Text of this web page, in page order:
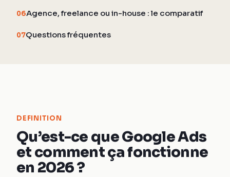
06Agence, freelance ou in-house : le comparatif
07Questions fréquentes
DEFINITION
Qu’est-ce que Google Ads
et comment ça fonctionne
en 2026 ?